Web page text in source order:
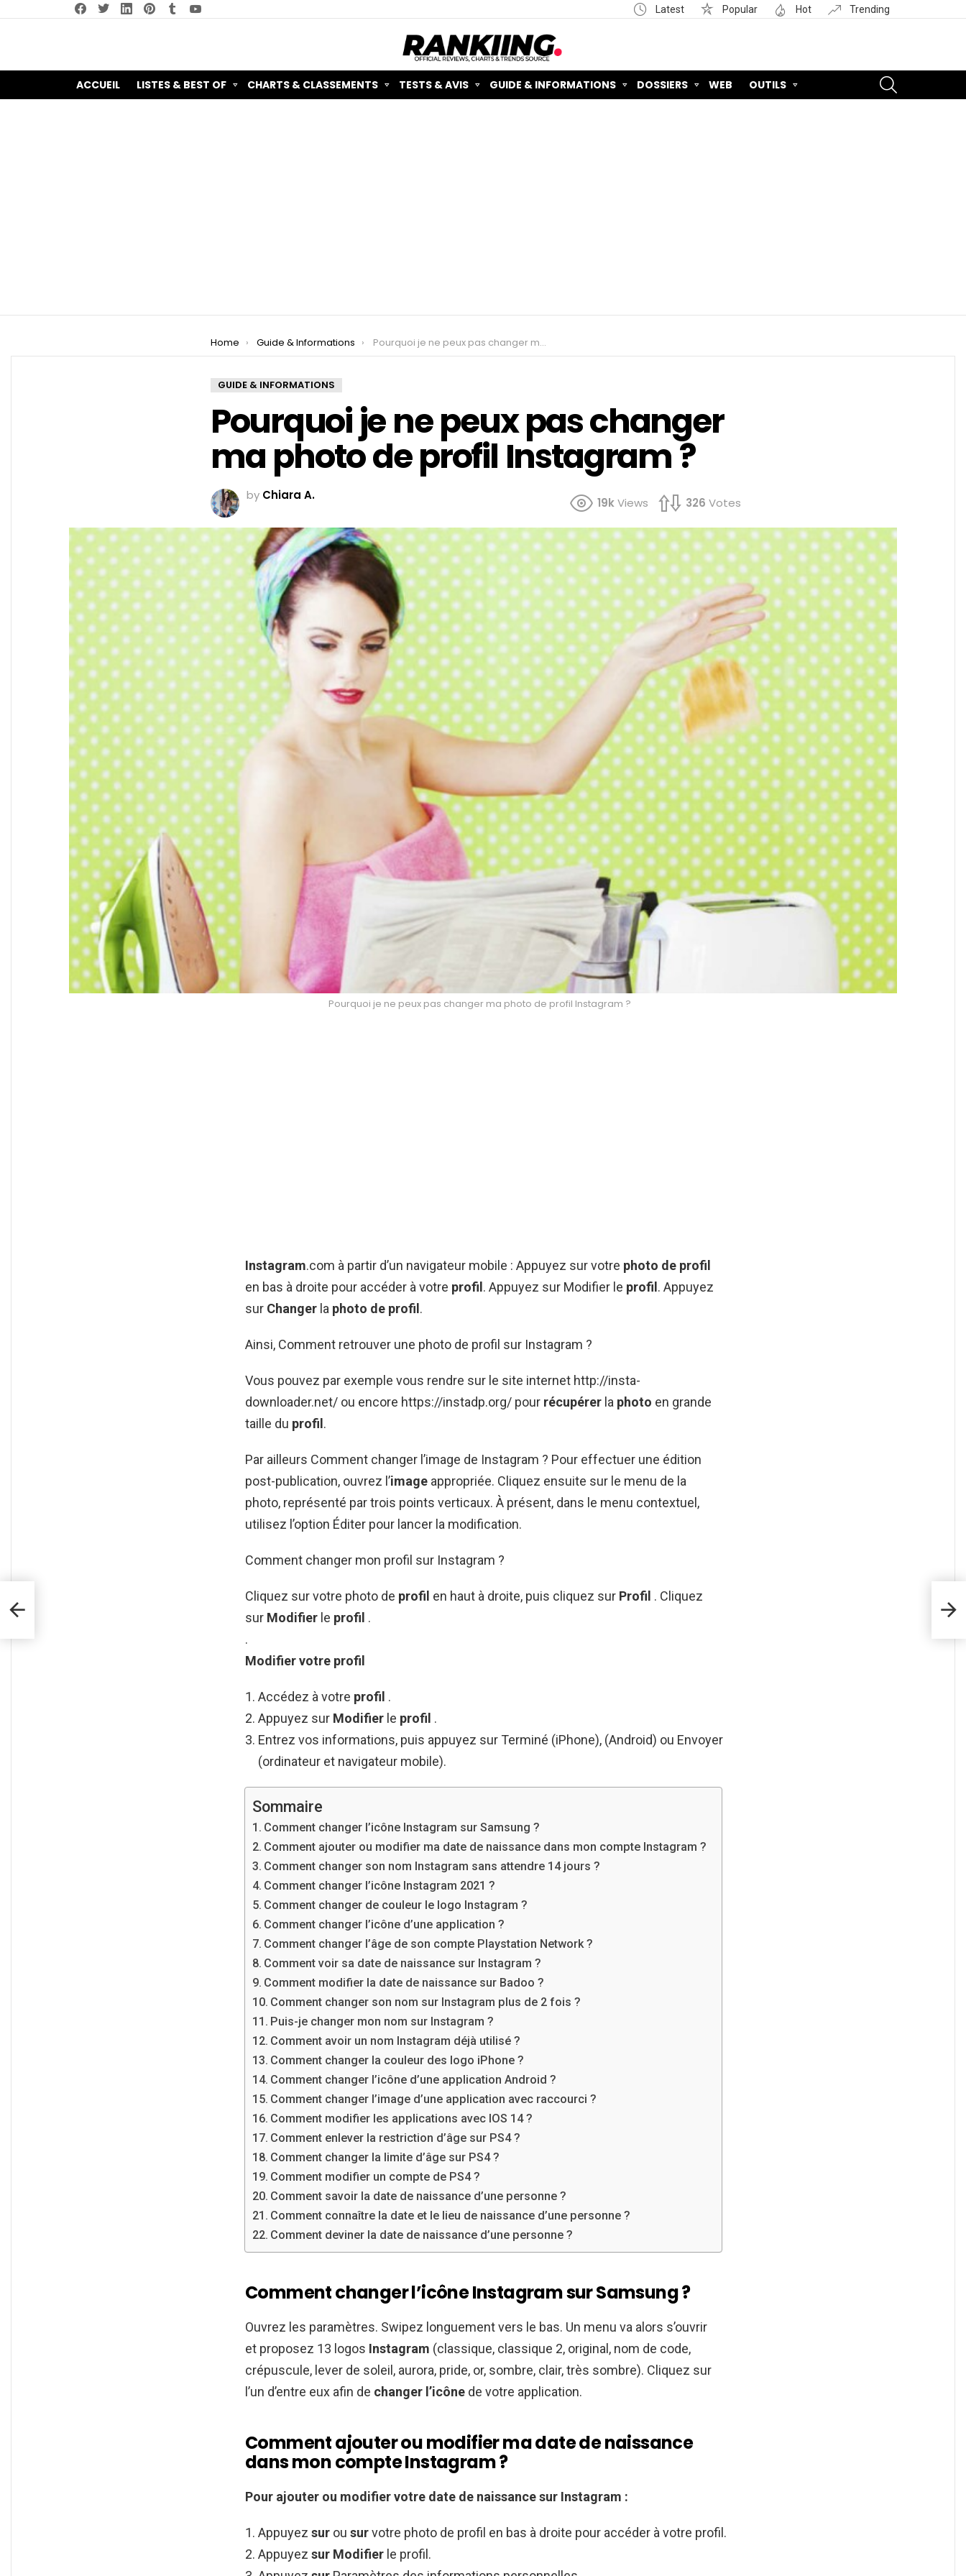
facebooktwitterlinkedin pinterest
Latest Popular Hot Trending
ACCUEIL LISTES & BEST OF CHARTS & CLASSEMENTS TESTS & AVIS GUIDE & INFORMATIONS DOSSIERS WEB OUTILS
You are here:
Home Guide & Informations Pourquoi je ne peux pas changer ma photo de profil Instagram ?
GUIDE & INFORMATIONS
Pourquoi je ne peux pas changer
ma photo de profil Instagram ?
by Chiara A.
19kViews 326 Votes
Pourquoi je ne peux pas changer ma photo de profil Instagram ?
Instagram.com à partir d’un navigateur mobile : Appuyez sur votre photo de profil
en bas à droite pour accéder à votre profil. Appuyez sur Modifier le profil. Appuyez
sur Changer la photo de profil.
Ainsi, Comment retrouver une photo de profil sur Instagram ?
Vous pouvez par exemple vous rendre sur le site internet http://insta-
downloader.net/ ou encore https://instadp.org/ pour récupérer la photo en grande
taille du profil.
Par ailleurs Comment changer l’image de Instagram ? Pour effectuer une édition
post-publication, ouvrez l’image appropriée. Cliquez ensuite sur le menu de la
photo, représenté par trois points verticaux. À présent, dans le menu contextuel,
utilisez l’option Éditer pour lancer la modification.
Comment changer mon profil sur Instagram ?
Cliquez sur votre photo de profil en haut à droite, puis cliquez sur Profil . Cliquez
sur Modifier le profil .
.
Modifiervotre profil
Accédez à votre profil .
Appuyez sur Modifier le profil .
Entrez vos informations, puis appuyez sur Terminé (iPhone), (Android) ou Envoyer
(ordinateur et navigateur mobile).
Sommaire
Comment changer l’icône Instagram sur Samsung ?
Comment ajouter ou modifier ma date de naissance dans mon compte Instagram ?
Comment changer son nom Instagram sans attendre 14 jours ?
Comment changer l’icône Instagram 2021 ?
Comment changer de couleur le logo Instagram ?
Comment changer l’icône d’une application ?
Comment changer l’âge de son compte Playstation Network ?
Comment voir sa date de naissance sur Instagram ?
Comment modifier la date de naissance sur Badoo ?
Comment changer son nom sur Instagram plus de 2 fois ?
Puis-je changer mon nom sur Instagram ?
Comment avoir un nom Instagram déjà utilisé ?
Comment changer la couleur des logo iPhone ?
Comment changer l’icône d’une application Android ?
Comment changer l’image d’une application avec raccourci ?
Comment modifier les applications avec IOS 14 ?
Comment enlever la restriction d’âge sur PS4 ?
Comment changer la limite d’âge sur PS4 ?
Comment modifier un compte de PS4 ?
Comment savoir la date de naissance d’une personne ?
Comment connaître la date et le lieu de naissance d’une personne ?
Comment deviner la date de naissance d’une personne ?
Comment changer l’icône Instagram sur Samsung ?
Ouvrez les paramètres. Swipez longuement vers le bas. Un menu va alors s’ouvrir
et proposez 13 logos Instagram (classique, classique 2, original, nom de code,
crépuscule, lever de soleil, aurora, pride, or, sombre, clair, très sombre). Cliquez sur
l’un d’entre eux afin de changer l’icône de votre application.
Comment ajouter ou modifier ma date de naissance
dans mon compte Instagram ?
Pour ajouter ou modifiervotre date de naissance sur Instagram :
Appuyez sur ou survotre photo de profil en bas à droite pour accéder à votre profil.
Appuyez sur Modifier le profil.